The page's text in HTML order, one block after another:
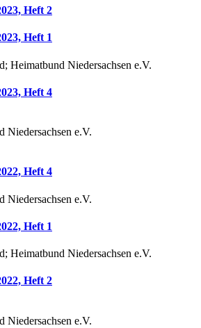
Heft 2
Heft 1
Heimatbund Niedersachsen e.V.
Heft 4
Niedersachsen e.V.
Heft 4
Niedersachsen e.V.
Heft 1
Heimatbund Niedersachsen e.V.
Heft 2
Niedersachsen e.V.